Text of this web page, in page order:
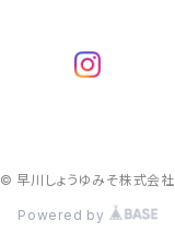
© 早川しょうゆみそ株式会社
Powered by